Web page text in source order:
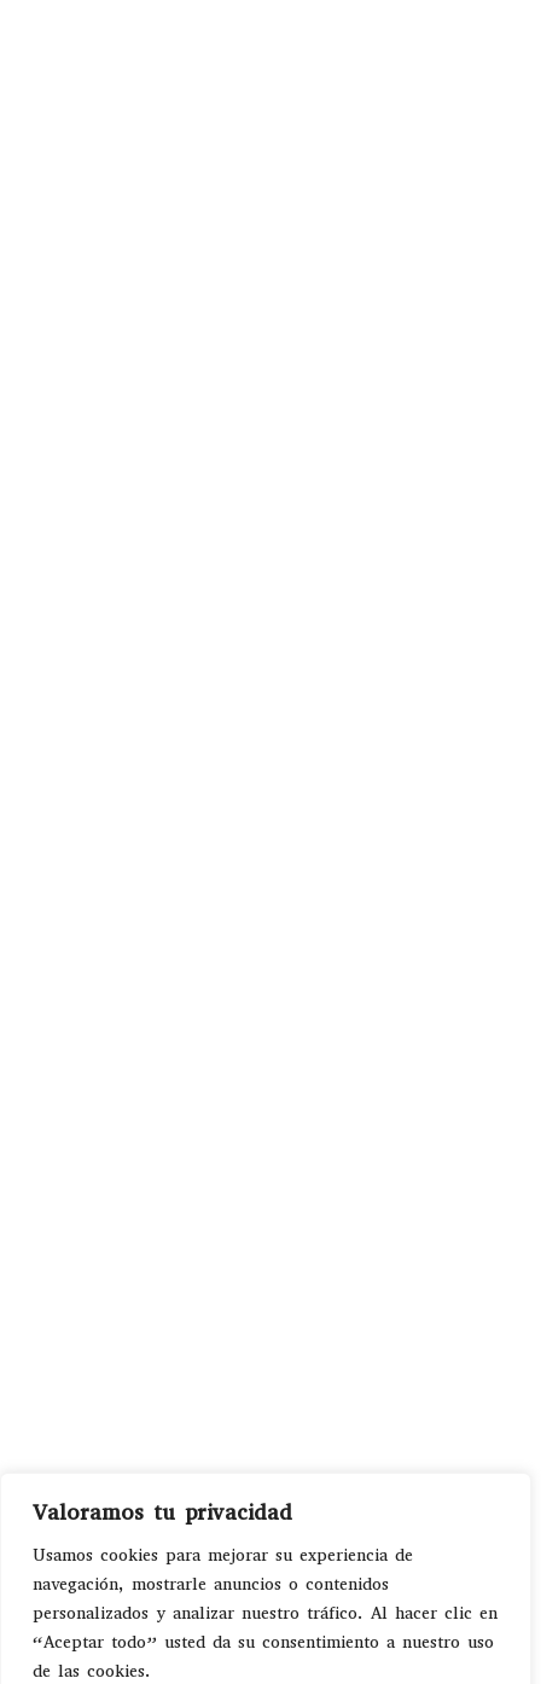
Valoramos tu privacidad
Usamos cookies para mejorar su experiencia de
navegación, mostrarle anuncios o contenidos
personalizados y analizar nuestro tráfico. Al hacer clic en
“Aceptar todo” usted da su consentimiento a nuestro uso
de las cookies.